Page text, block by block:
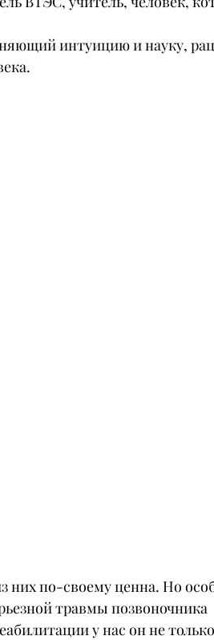
интуицию и науку,
них по-своему ценна. Но
травмы позвоночника
у нас он не